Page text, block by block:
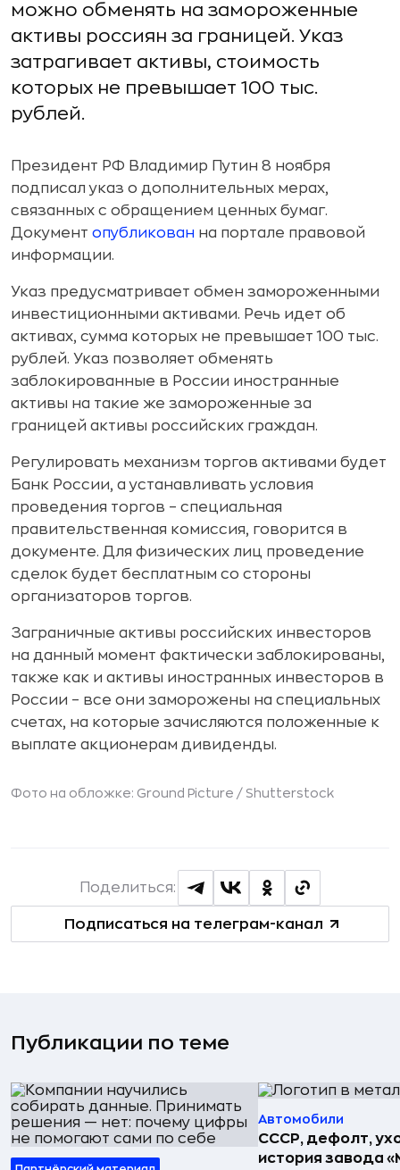
можно обменять на замороженные
активы россиян за границей. Указ
затрагивает активы, стоимость
которых не превышает 100 тыс.
рублей.
Президент РФ Владимир Путин 8 ноября
подписал указ о дополнительных мерах,
связанных с обращением ценных бумаг.
Документ опубликован на портале правовой
информации.
Указ предусматривает обмен замороженными
инвестиционными активами. Речь идет об
активах, сумма которых не превышает 100 тыс.
рублей. Указ позволяет обменять
заблокированные в России иностранные
активы на такие же замороженные за
границей активы российских граждан.
Регулировать механизм торгов активами будет
Банк России, а устанавливать условия
проведения торгов – специальная
правительственная комиссия, говорится в
документе. Для физических лиц проведение
сделок будет бесплатным со стороны
организаторов торгов.
Заграничные активы российских инвесторов
на данный момент фактически заблокированы,
также как и активы иностранных инвесторов в
России – все они заморожены на специальных
счетах, на которые зачисляются положенные к
выплате акционерам дивиденды.
Фото на обложке: Ground Picture / Shutterstock
Подписаться на телеграм-канал
Поделиться:
Публикации по теме
Автомобили
СССР, дефолт,
история завода